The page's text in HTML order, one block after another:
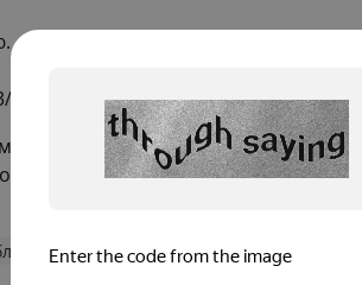
дюйма.
для улучшения работы системы
избегать лишних затрат и